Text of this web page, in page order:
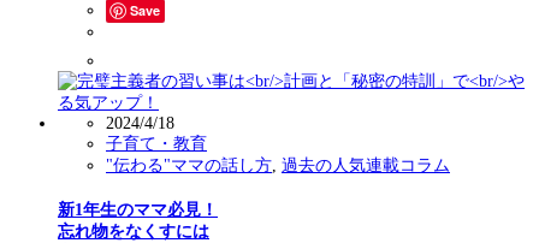
Save
2024/4/18
子育て・教育
"伝わる"ママの話し方, 過去の人気連載コラム
新1年生のママ必見！
忘れ物をなくすには